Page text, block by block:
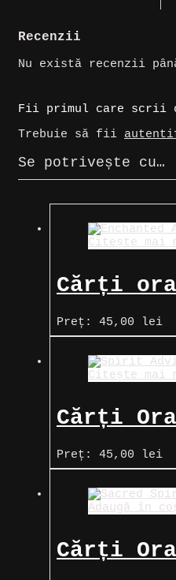
Recenzii
Nu există recenzii
Fii primul care scrii o
Trebuie să fii
Se potrivește cu…
Citește mai
Cărți
Preț: 45,00 lei
Citește mai
Cărți
Preț: 45,00 lei
Adaugă în
Cărți